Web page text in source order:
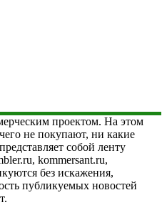
проектом. На этом
не покупают, ни какие
собой ленту
kommersant.ru,
без искажения,
публикуемых новостей